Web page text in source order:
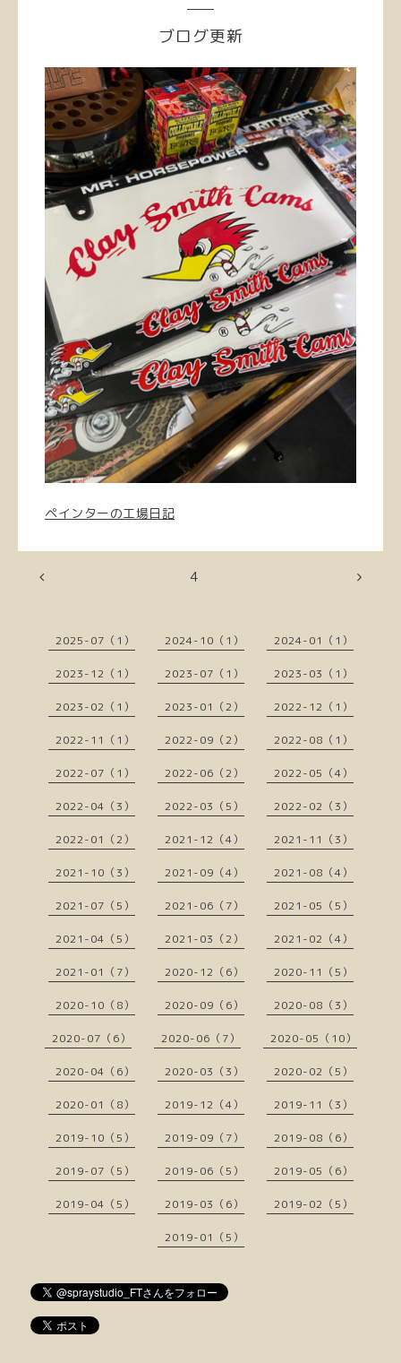
ブログ更新
ペインターの工場日記
4
2025-07（1） 2024-10（1） 2024-01（1）
2023-12（1） 2023-07（1） 2023-03（1）
2023-02（1） 2023-01（2） 2022-12（1）
2022-11（1） 2022-09（2） 2022-08（1）
2022-07（1） 2022-06（2） 2022-05（4）
2022-04（3） 2022-03（5） 2022-02（3）
2022-01（2） 2021-12（4） 2021-11（3）
2021-10（3） 2021-09（4） 2021-08（4）
2021-07（5） 2021-06（7） 2021-05（5）
2021-04（5） 2021-03（2） 2021-02（4）
2021-01（7） 2020-12（6） 2020-11（5）
2020-10（8） 2020-09（6） 2020-08（3）
2020-07（6） 2020-06（7） 2020-05（10）
2020-04（6） 2020-03（3） 2020-02（5）
2020-01（8） 2019-12（4） 2019-11（3）
2019-10（5） 2019-09（7） 2019-08（6）
2019-07（5） 2019-06（5） 2019-05（6）
2019-04（5） 2019-03（6） 2019-02（5）
2019-01（5）